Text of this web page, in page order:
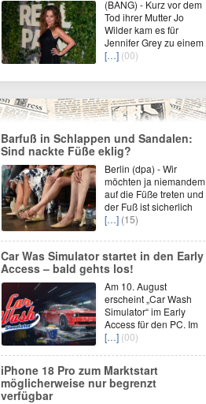
(BANG) - Kurz vor dem
Tod ihrer Mutter Jo
Wilder kam es für
Jennifer Grey zu einem
[…] (00)
Barfuß in Schlappen und Sandalen:
Sind nackte Füße eklig?
Berlin (dpa) - Wir
möchten ja niemandem
auf die Füße treten und
der Fuß ist sicherlich
[…] (15)
Car Was Simulator startet in den Early
Access – bald gehts los!
Am 10. August
erscheint „Car Wash
Simulator“ im Early
Access für den PC. Im
[…] (00)
iPhone 18 Pro zum Marktstart
möglicherweise nur begrenzt
verfügbar